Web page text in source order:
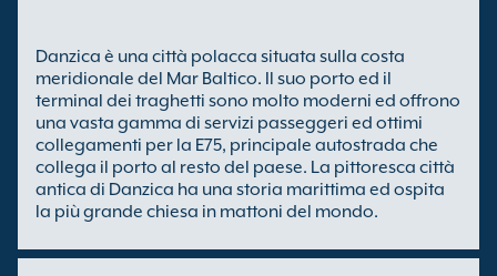
Danzica è una città polacca situata sulla costa
meridionale del Mar Baltico. Il suo porto ed il
terminal dei traghetti sono molto moderni ed offrono
una vasta gamma di servizi passeggeri ed ottimi
collegamenti per la E75, principale autostrada che
collega il porto al resto del paese. La pittoresca città
antica di Danzica ha una storia marittima ed ospita
la più grande chiesa in mattoni del mondo.